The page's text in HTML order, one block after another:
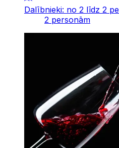
Dalībnieki: no 2 līdz 2
2 personām